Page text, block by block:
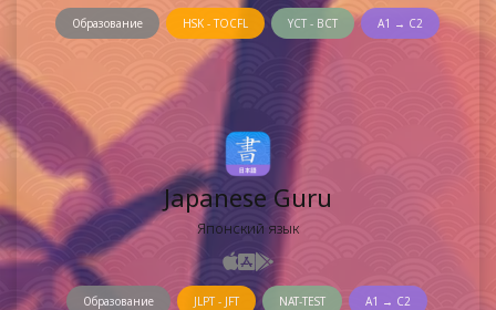
Образование HSK - TOCFL YCT - BCT A1 → C2
Japanese Guru
Японский язык
Образование JLPT - JFT NAT-TEST A1 → C2